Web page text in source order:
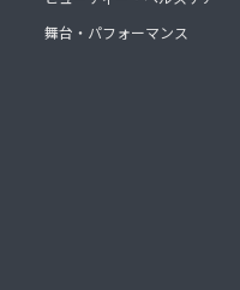
舞台・パフォーマンス